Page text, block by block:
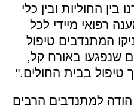
החוליות ובין כלי
רפואי מיידי לכל
המתנדבים טיפול
ל107 נפגעים שנפגעו באורח קל,
בבית החולים."
הודה למתנדבים הרבים